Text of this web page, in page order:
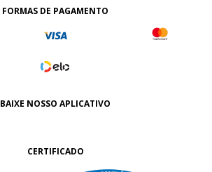
FORMAS DE PAGAMENTO
BAIXE NOSSO APLICATIVO
CERTIFICADO